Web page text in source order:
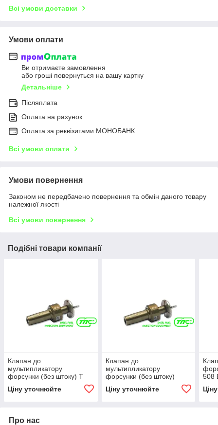
Всі умови доставки
Умови оплати
Ви отримаєте замовлення
або гроші повернуться на вашу картку
Детальніше
Післяплата
Оплата на рахунок
Оплата за реквізитами МОНОБАНК
Всі умови оплати
Умови повернення
Законом не передбачено повернення та обмін даного товару
належної якості
Всі умови повернення
Подібні товари компанії
Клапан до
мультипликатору
форсунки (без штоку) Т
201 BOSCH (F00VC45200)
FIAT, LANCIA, JEEP, OPEL,
Ціну уточнюйте
Клапан до
мультипликатору
форсунки (без штоку)
(F00VC01502)
Ціну уточнюйте
508
Про нас